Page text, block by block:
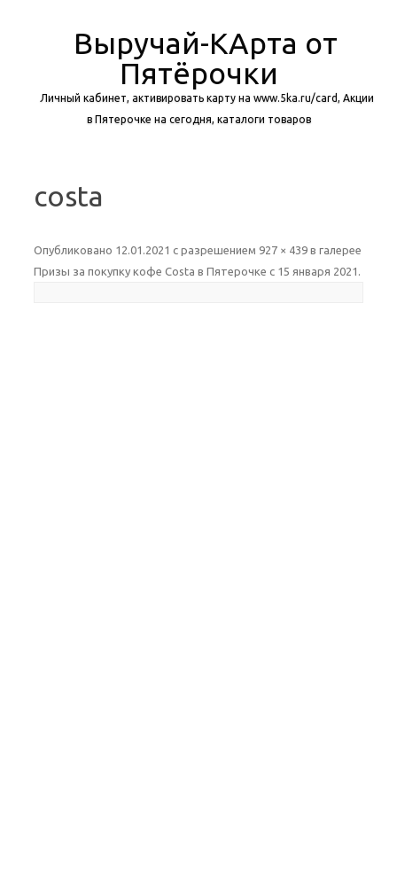
Выручай-КАрта от
Пятёрочки
Личный кабинет, активировать карту на www.5ka.ru/card, Акции
в Пятерочке на сегодня, каталоги товаров
costa
Опубликовано 12.01.2021 с разрешением 927 × 439 в галерее
Призы за покупку кофе Costa в Пятерочке с 15 января 2021 .